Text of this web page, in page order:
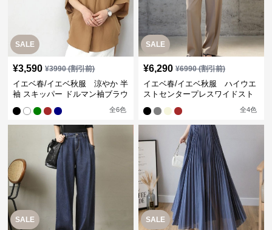
SALE
¥3,590 ¥3990(割引前)
イエベ春/イエベ秋服 涼やか 半
袖 スキッパー ドルマン袖ブラウ
全6色
SALE
¥6,290 ¥6990(割引前)
イエベ春/イエベ秋服 ハイウエ
ストセンタープレスワイドスト
全4色
SALE SALE